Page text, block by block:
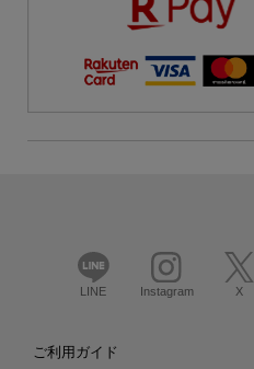
LINE Instagram X
ご利用ガイド